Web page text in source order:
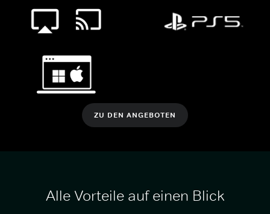
ZU DEN ANGEBOTEN
Alle Vorteile auf einen Blick